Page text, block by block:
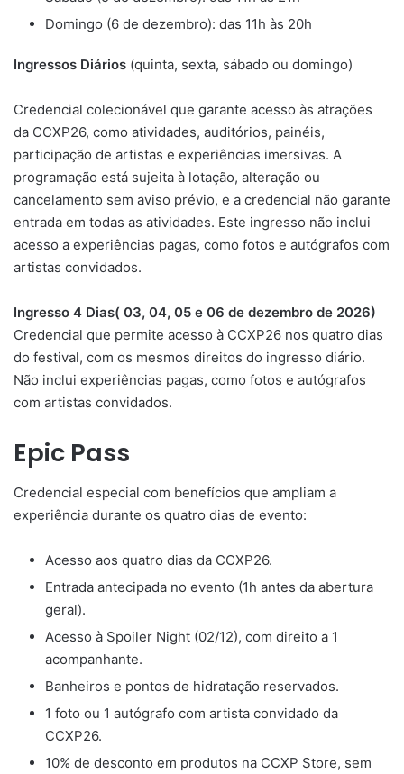
Domingo (6 de dezembro): das 11h às 20h
Ingressos Diários (quinta, sexta, sábado ou domingo)
Credencial colecionável que garante acesso às atrações
da CCXP26, como atividades, auditórios, painéis,
participação de artistas e experiências imersivas. A
programação está sujeita à lotação, alteração ou
cancelamento sem aviso prévio, e a credencial não garante
entrada em todas as atividades. Este ingresso não inclui
acesso a experiências pagas, como fotos e autógrafos com
artistas convidados.
Ingresso 4 Dias( 03, 04, 05 e 06 de dezembro de 2026)
Credencial que permite acesso à CCXP26 nos quatro dias
do festival, com os mesmos direitos do ingresso diário.
Não inclui experiências pagas, como fotos e autógrafos
com artistas convidados.
Epic Pass
Credencial especial com benefícios que ampliam a
experiência durante os quatro dias de evento:
Acesso aos quatro dias da CCXP26.
Entrada antecipada no evento (1h antes da abertura
geral).
Acesso à Spoiler Night (02/12), com direito a 1
acompanhante.
Banheiros e pontos de hidratação reservados.
1 foto ou 1 autógrafo com artista convidado da
CCXP26.
10% de desconto em produtos na CCXP Store, sem